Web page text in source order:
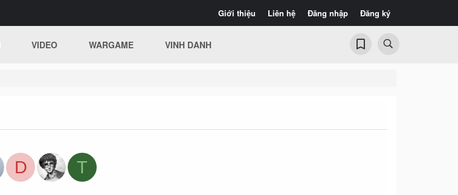
Giới thiệu Liên hệ Đăng nhập Đăng ký
VIDEO WARGAME VINH DANH
D T